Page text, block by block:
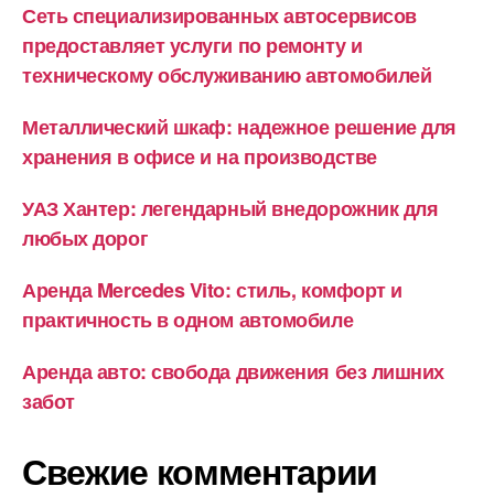
Сеть специализированных автосервисов
предоставляет услуги по ремонту и
техническому обслуживанию автомобилей
Металлический шкаф: надежное решение для
хранения в офисе и на производстве
УАЗ Хантер: легендарный внедорожник для
любых дорог
Аренда Mercedes Vito: стиль, комфорт и
практичность в одном автомобиле
Аренда авто: свобода движения без лишних
забот
Свежие комментарии